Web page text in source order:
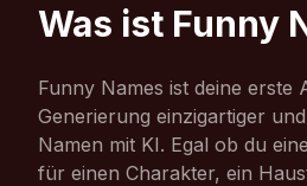
Was ist Funny
Funny Names ist deine erste
Generierung einzigartiger
Namen mit KI. Egal ob du
für einen Charakter, ein